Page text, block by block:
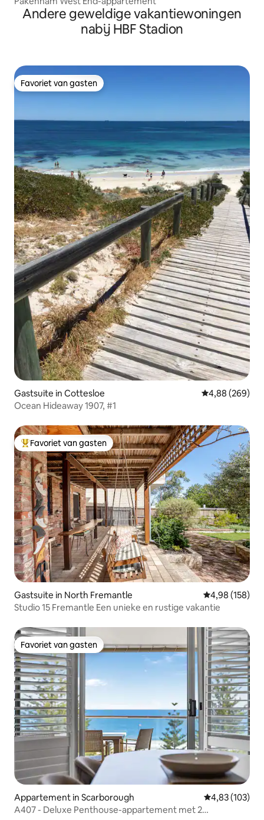
Andere geweldige vakantiewoningen
nabij HBF Stadion
Favoriet van gasten
Favoriet van gasten
Gastsuite in Cottesloe Gemiddelde
4,88 (269)
Ocean Hideaway 1907, #1
Topfavoriet van gasten
Favoriet van gasten
Gastsuite in North Fremantle Gemiddelde
4,98 (158)
Studio 15 Fremantle Een unieke en rustige vakantie
Favoriet van gasten
Favoriet van gasten
Appartement in Scarborough Gemiddelde
4,83 (103)
A407 - Deluxe Penthouse-appartement met 2